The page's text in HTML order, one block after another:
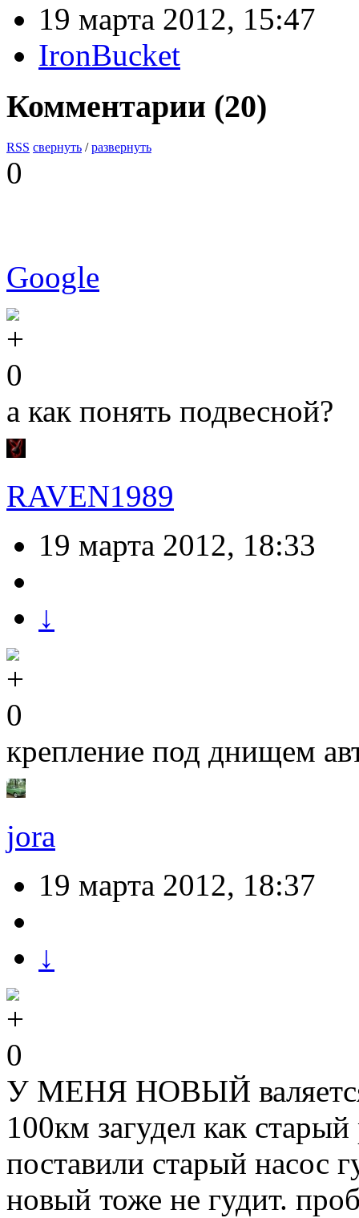
19 марта 2012, 15:47
IronBucket
Комментарии (20)
RSS свернуть /развернуть
0
Google
0
а как понять подвесной?
RAVEN1989
19 марта 2012, 18:33
↓
0
крепление под днищем
jora
19 марта 2012, 18:37
↓
0
У МЕНЯ НОВЫЙ валяется
100км загудел как
поставили старый насос
новый тоже не гудит.